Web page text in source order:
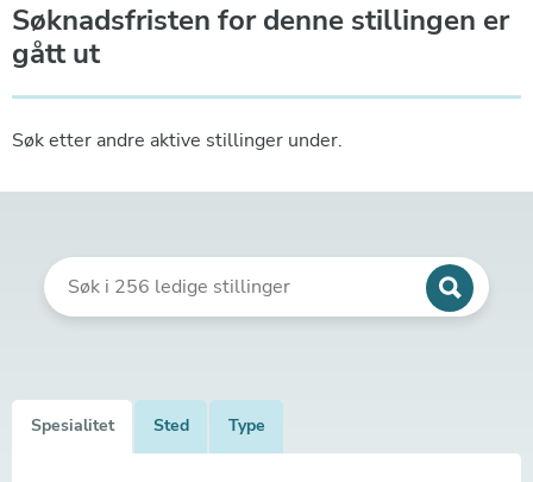
Søknadsfristen for denne stillingen er
gått ut
Søk etter andre aktive stillinger under.
Spesialitet Sted Type